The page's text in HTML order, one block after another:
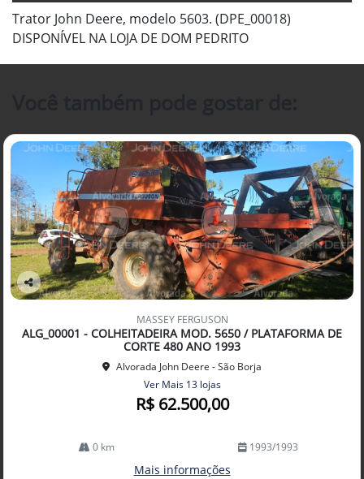
Trator John Deere, modelo 5603. (DPE_00018)
DISPONÍVEL NA LOJA DE DOM PEDRITO
Co
arti
lhe
MASSEY FERGUSON
ALG_00001 - COLHEITADEIRA MOD. 5650 / PLATAFORMA DE
CORTE 480 ANO 1993
Alvorada John Deere - São Borja
Ver Mais 13 lojas
R$ 62.500,00
0 km 1993/1993
Mais informações